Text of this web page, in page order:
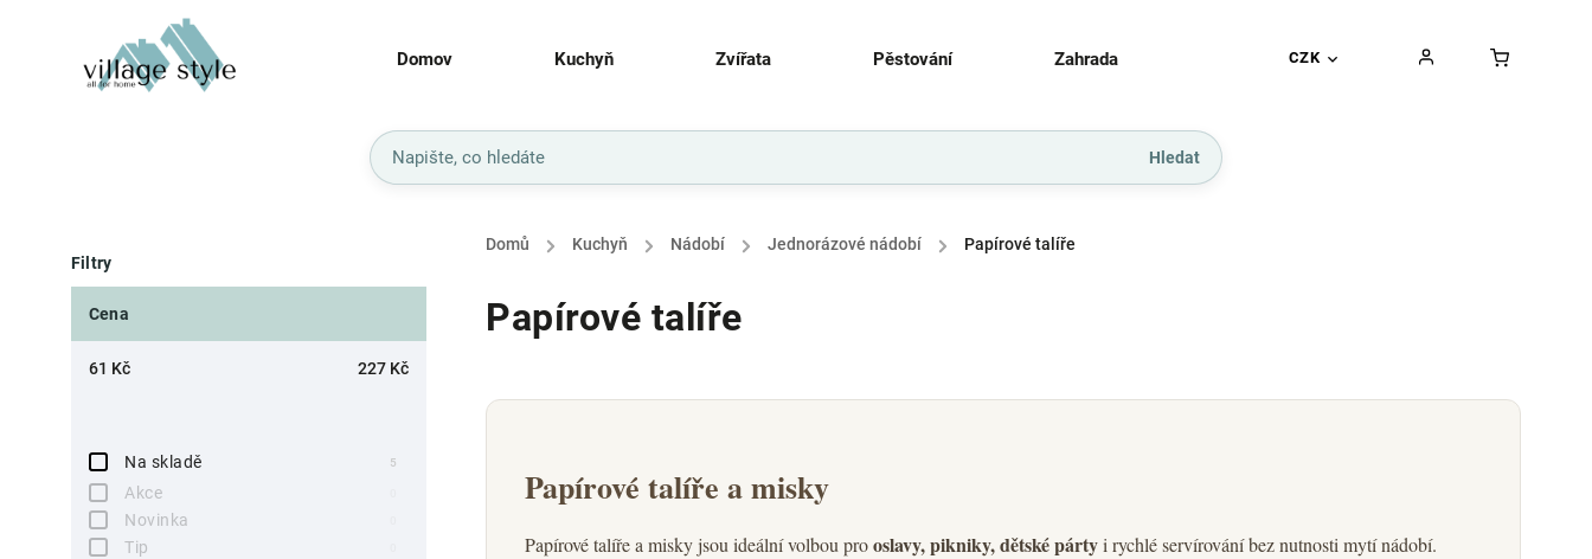
CZK
Domov Kuchyň Zvířata Pěstování Zahrada Gurmánské pochoutky Dárkové
Hledat
Domů / Kuchyň / Nádobí / Jednorázové nádobí /
Papírové talíře
Filtry
Cena
61 Kč 227 Kč
Na skladě 5
Akce
Novinka
Tip
Papírové talíře
Papírové talíře a misky
Papírové talíře a misky jsou ideální volbou prooslavy, pikniky, dětské pártyi rychlé servírování bez nutnosti mytí nádobí.